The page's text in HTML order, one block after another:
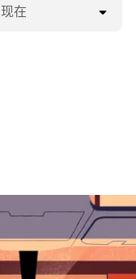
现在